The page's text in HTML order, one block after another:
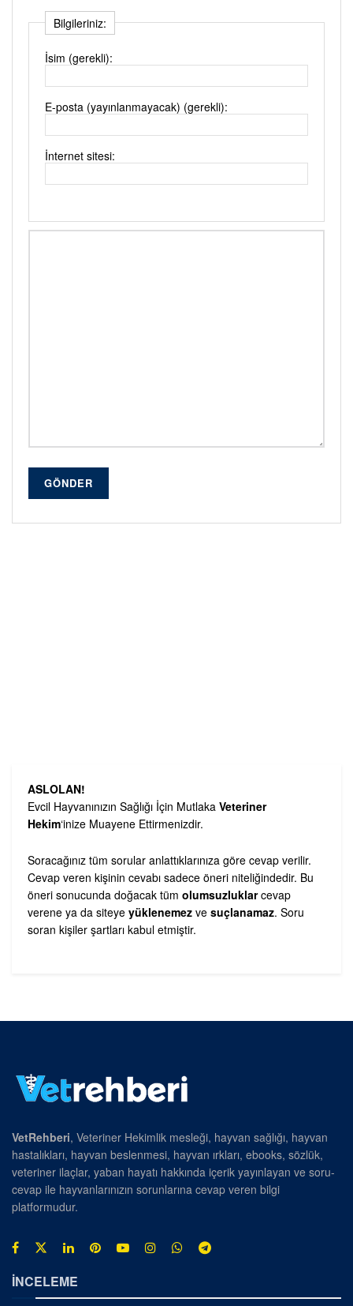
Bilgileriniz:
İsim (gerekli):
E-posta (yayınlanmayacak) (gerekli):
İnternet sitesi:
GÖNDER
ASLOLAN!
Evcil Hayvanınızın Sağlığı İçin Mutlaka Veteriner
Hekim‘inize Muayene Ettirmenizdir.
Soracağınız tüm sorular anlattıklarınıza göre cevap verilir.
Cevap veren kişinin cevabı sadece öneri niteliğindedir. Bu
öneri sonucunda doğacak tüm olumsuzluklarcevap
verene ya da siteye yüklenemez ve suçlanamaz. Soru
soran kişiler şartları kabul etmiştir.
VetRehberi, Veteriner Hekimlik mesleği, hayvan sağlığı, hayvan
hastalıkları, hayvan beslenmesi, hayvan ırkları, ebooks, sözlük,
veteriner ilaçlar, yaban hayatı hakkında içerik yayınlayan ve soru-
cevap ile hayvanlarınızın sorunlarına cevap veren bilgi
platformudur.
İNCELEME